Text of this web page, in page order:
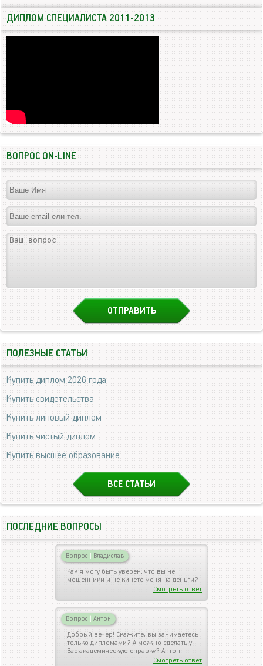
ДИПЛОМ СПЕЦИАЛИСТА 2011-2013
ВОПРОС ON-LINE
ПОЛЕЗНЫЕ СТАТЬИ
Купить диплом 2026 года
Купить свидетельства
Купить липовый диплом
Купить чистый диплом
Купить высшее образование
ВСЕ СТАТЬИ
ПОСЛЕДНИЕ ВОПРОСЫ
Вопрос Владислав
Как я могу быть уверен, что вы не
мошенники и не кинете меня на деньги?
Смотреть ответ
Вопрос Антон
Добрый вечер! Скажите, вы занимаетесь
только дипломами? А можно сделать у
Вас академическую справку? Антон
Смотреть ответ